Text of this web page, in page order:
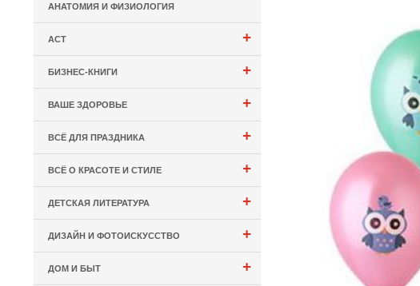
АНАТОМИЯ И ФИЗИОЛОГИЯ
+
АСТ
+
БИЗНЕС-КНИГИ
+
ВАШЕ ЗДОРОВЬЕ
+
ВСЁ ДЛЯ ПРАЗДНИКА
+
ВСЁ О КРАСОТЕ И СТИЛЕ
+
ДЕТСКАЯ ЛИТЕРАТУРА
+
ДИЗАЙН И ФОТОИСКУССТВО
+
ДОМ И БЫТ